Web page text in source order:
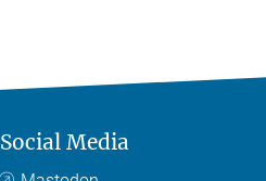
Social Media